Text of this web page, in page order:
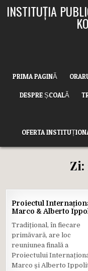
INSTITUȚIA
PRIMA PAGINĂ
DESPRE ȘCOALĂ
OFERTA
Zi:
Posted
in
Proiectul
Marco & Alberto
Tradițional, în fiecare
primăvară, are loc
reuniunea finală a
Proiectului
Marco și Alberto